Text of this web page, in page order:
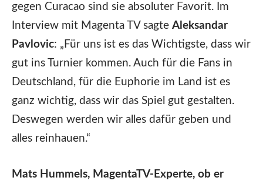
gegen Curacao sind sie absoluter Favorit. Im
Interview mit Magenta TV sagte Aleksandar
Pavlovic: „Für uns ist es das Wichtigste, dass wir
gut ins Turnier kommen. Auch für die Fans in
Deutschland, für die Euphorie im Land ist es
ganz wichtig, dass wir das Spiel gut gestalten.
Deswegen werden wir alles dafür geben und
alles reinhauen.“
Mats Hummels, MagentaTV-Experte, ob er